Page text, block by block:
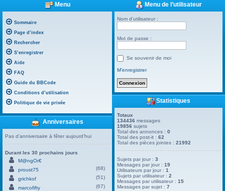
Menu
Sommaire
Page d’index
Rechercher
S’enregistrer
Aide
FAQ
Guide du BBCode
Conditions d’utilisation
Politique de vie privée
Anniversaires
Pas d’anniversaire à fêter aujourd’hui
Durant les 30 prochains jours
M@ngOr€
proust75
(68)
grichkof
(51)
marcofifty
(67)
Menu de l’utilisateur
Nom d’utilisateur :
Mot de passe :
Se souvenir de moi
M’enregistrer
Statistiques
Totaux
134436 messages
19856 sujets
Total des annonces :0
Total des post-it :62
Total des pièces jointes :21992
Sujets par jour :3
Messages par jour :19
Utilisateurs par jour :1
Sujets par utilisateur :2
Messages par utilisateur :15
Messages par sujet :7